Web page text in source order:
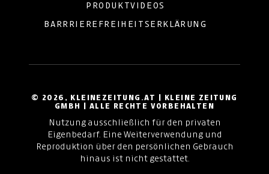
© 2026, KLEINEZEITUNG.AT | KLEINE ZEITUNG
GMBH | ALLE RECHTE VORBEHALTEN
Nutzung ausschließlich für den privaten
Eigenbedarf. Eine Weiterverwendung und
Reproduktion über den persönlichen Gebrauch
hinaus ist nicht gestattet.
PRODUKTVIDEOS
BARRRIEREFREIHEITSERKLÄRUNG